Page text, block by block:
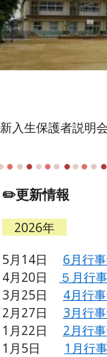
新入生保護者説明
✏️更新情報
2026年
5月14日 6月行
4月20日
５月行
3月25日 4月行
2月27日 3月行
1月22日 2月行
1月5日 1月行